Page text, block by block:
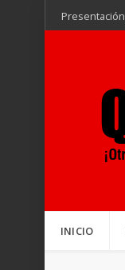
Presentación
INICIO